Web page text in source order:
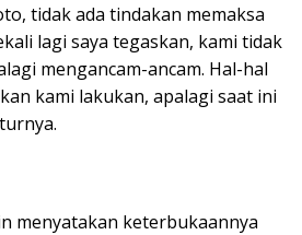
tidak ada tindakan memaksa
lagi saya tegaskan, kami tidak
mengancam-ancam. Hal-hal
kami lakukan, apalagi saat ini
menyatakan keterbukaannya